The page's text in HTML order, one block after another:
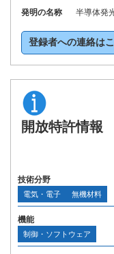
発明の名称
半導体発
登録者への連絡は
開放特許情報
技術分野
電気・電子 無機材料
機能
制御・ソフトウェア